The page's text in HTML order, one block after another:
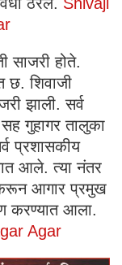
साजरी होते.
छ. शिवाजी
झाली. सर्व
गुहागर तालुका
प्रशासकीय
आले. त्या नंतर
करून आगार प्रमुख
करण्यात आला.
Agar